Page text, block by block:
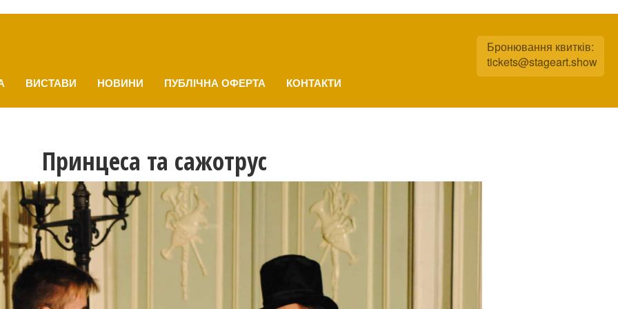
Бронювання квитків:
tickets@stageart.show
ВИСТАВИ НОВИНИ ПУБЛІЧНА ОФЕРТА КОНТАКТИ
Принцеса та сажотрус